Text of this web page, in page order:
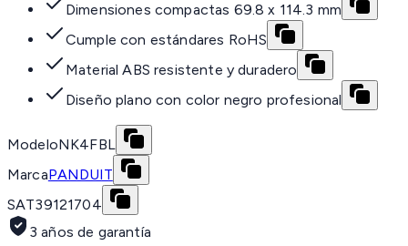
Dimensiones compactas 69.8 x 114.3 mm
Cumple con estándares RoHS
Material ABS resistente y duradero
Diseño plano con color negro profesional
ModeloNK4FBL
MarcaPANDUIT
SAT39121704
3 años de garantía